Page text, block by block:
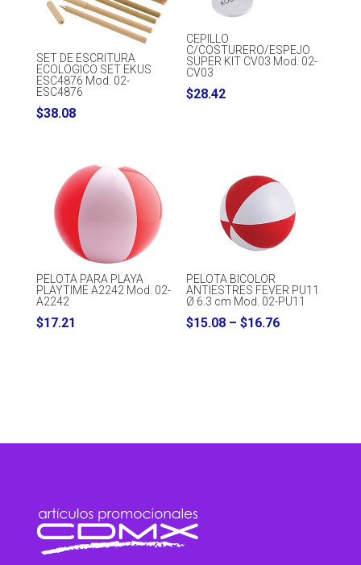
SET DE ESCRITURA
ECOLOGICO SET EKUS
ESC4876 Mod. 02-
ESC4876
$38.08
CEPILLO
C/COSTURERO/ESPEJO
SUPER KIT CV03 Mod. 02-
CV03
$28.42
PELOTA PARA PLAYA
PLAYTIME A2242 Mod. 02-
A2242
$17.21
PELOTA BICOLOR
ANTIESTRES FEVER PU11
Ø 6.3 cm Mod. 02-PU11
$15.08 – $16.76Price